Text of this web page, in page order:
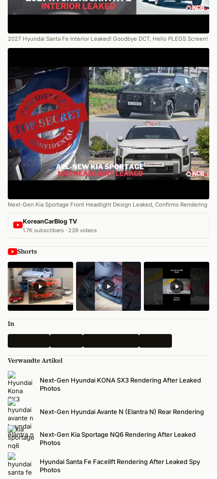
2027 Hyundai Santa Fe Interior Leaked! Goodbye DCT, Hello PLEOS Screen!
Next-Gen Kia Sportage Front Headlight Design Leaked, Confirms Rendering
KoreanCarBlog TV
1.7K subscribers · 239 videos
Shorts
In
Verwandte Artikel
Next-Gen Hyundai KONA SX3 Rendering After Leaked
Photos
Next-Gen Hyundai Avante N (Elantra N) Rear Rendering
Next-Gen Kia Sportage NQ6 Rendering After Leaked
Photos
Hyundai Santa Fe Facelift Rendering After Leaked Spy
Photos